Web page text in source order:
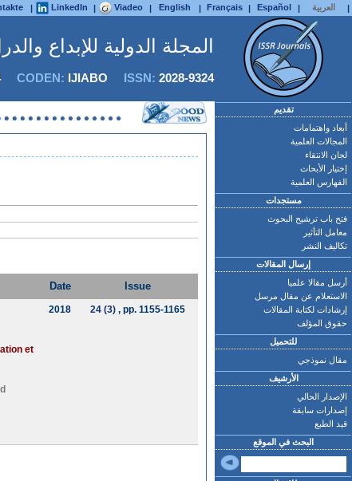
| LinkedIn | Viadeo | English | Français | Español | العربية |
المجلة الدولية للإبداع
CODEN: IJIABO ISSN: 2028-9324
Date Issue
et
2018 24 (3), pp. 1155-1165
تقديم
أبعاد واهتمامات
المجالات العلمية
لجان الانتقاء
إختيار الأبحاث
الفهارس العلمية
مستجدات
فتح باب ترشيح البحوث
معامل التأثير
تكاليف النشر
إرسال المقالات
أرسل مقالا علميا
الاستعلام عن مقال مرسل
إرشادات لكتابة المقالات
حقوق المؤلف
للتحميل
مقال نموذجي
الأرشيف
الإصدار الحالي
إصدارات سابقة
قيد الطبع
البحث في الموقع